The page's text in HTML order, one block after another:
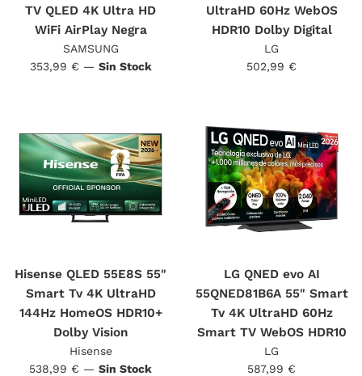
TV QLED 4K Ultra HD
WiFi AirPlay Negra
SAMSUNG
Precio
353,99 € — Sin Stock
UltraHD 60Hz WebOS
HDR10 Dolby Digital
LG
Precio
502,99 €
Hisense QLED 55E8S 55"
Smart Tv 4K UltraHD
144Hz HomeOS HDR10+
Dolby Vision
Hisense
Precio
538,99 € — Sin Stock
LG QNED evo AI
55QNED81B6A 55" Smart
Tv 4K UltraHD 60Hz
Smart TV WebOS HDR10
LG
Precio
587,99 €